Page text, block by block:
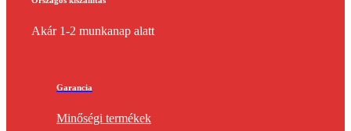
Akár 1-2 munkanap alatt
Garancia
Minőségi termékek